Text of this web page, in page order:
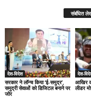
संबंधित
देश-विदेश
सरकार ने लॉन्च किया ‘ई-समुद्र’,
समुद्री सेवाओं को डिजिटल बनाने पर
जोर
देश-
आखिर
लीडर